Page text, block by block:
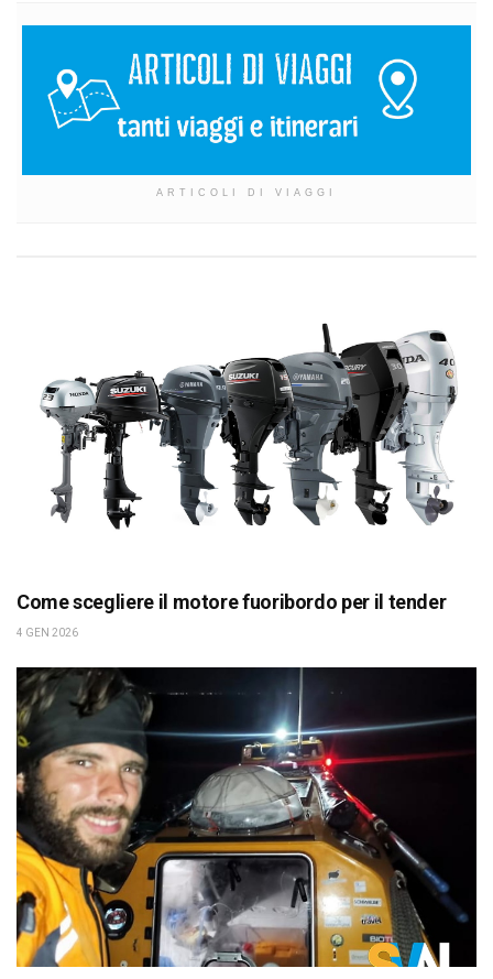
ARTICOLI DI VIAGGI
Come scegliere il motore fuoribordo per il tender
4 GEN 2026